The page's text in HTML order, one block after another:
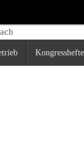
Kongresshefte